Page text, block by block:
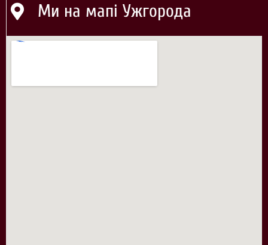
Ми на мапі Ужгорода